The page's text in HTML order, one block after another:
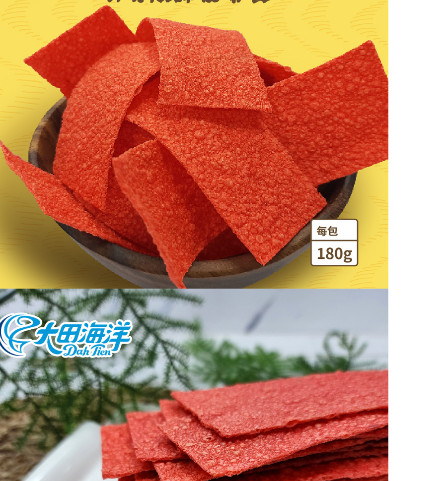
【注意事項】
１．透過由恩沛科技股份有限公司提供之「AFTEE先享後付」服務完成之
交易，需依本服務之必要範圍內提供個人資料，並將交易相關給付款項請
求債權轉讓予恩沛科技股份有限公司。
２．關於個人資料處理事宜，請瀏覽以下網址：
https://aftee.tw/terms/#terms3
３．未成年的使用者請事先徵得法定代理人或監護人之同意方可使用
「AFTEE先享後付」，若未經同意申辦者引起之損失，本公司不負相關責
任。
４．使用「AFTEE先享後付」時，將依據個別帳號之用戶狀況，依本公司
即時審查核予不同之上限額度；若仍有額度不足之情形，本公司將視審查
結果請求用戶進行身份認證。
５．嚴禁一人註冊多個帳號或使用他人資訊註冊。若發現惡意使用之情
形，恩沛科技股份有限公司將有權停止該用戶之使用額度並採取法律行
動。
每筆NT$150，滿NT$1,200(含以上)免運費